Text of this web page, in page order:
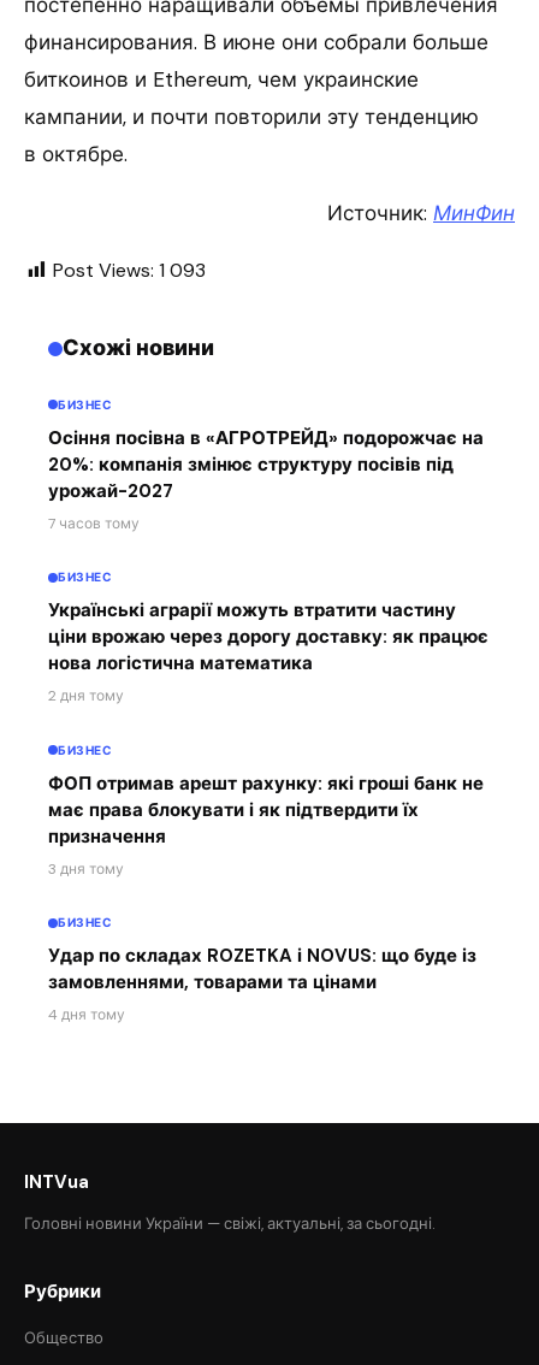
финансирования. В июне они собрали больше
биткоинов и Ethereum, чем украинские
кампании, и почти повторили эту тенденцию
в октябре.
Источник: МинФин
Post Views: 1 093
Схожі новини
БИЗНЕС
Осіння посівна в «АГРОТРЕЙД» подорожчає на
20%: компанія змінює структуру посівів під
урожай-2027
7 часов тому
БИЗНЕС
Українські аграрії можуть втратити частину
ціни врожаю через дорогу доставку: як працює
нова логістична математика
2 дня тому
БИЗНЕС
ФОП отримав арешт рахунку: які гроші банк не
має права блокувати і як підтвердити їх
призначення
3 дня тому
БИЗНЕС
Удар по складах ROZETKA і NOVUS: що буде із
замовленнями, товарами та цінами
4 дня тому
INTVua
Головні новини України — свіжі, актуальні, за сьогодні.
Рубрики
Общество